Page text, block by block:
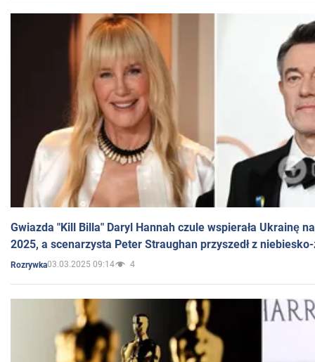
Gwiazda "Kill Billa" Daryl Hannah czule wspierała Ukrainę
2025, a scenarzysta Peter Straughan przyszedł z
Rozrywka03.03.2025 09:14 4